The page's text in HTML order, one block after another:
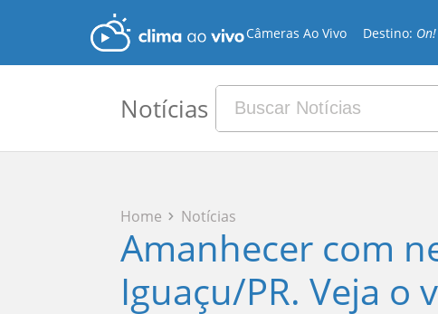
Câmeras Ao Vivo Destino: On!
Notícias
Home Notícias
Amanhecer com
Iguaçu/PR. Veja o